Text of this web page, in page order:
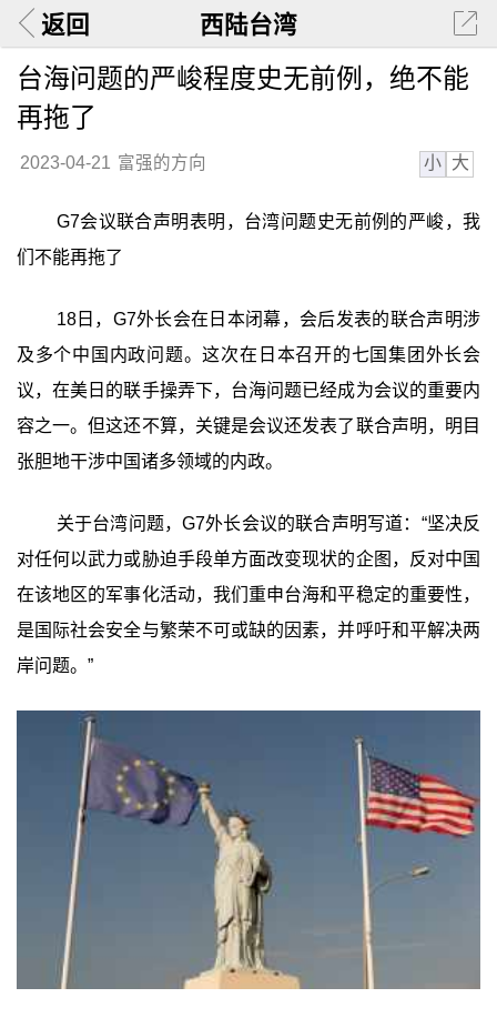
返回 西陆台湾
台海问题的严峻程度史无前例，绝不能
再拖了
2023-04-21 富强的方向 小 大
G7会议联合声明表明，台湾问题史无前例的严峻，我
们不能再拖了
18日，G7外长会在日本闭幕，会后发表的联合声明涉
及多个中国内政问题。这次在日本召开的七国集团外长会
议，在美日的联手操弄下，台海问题已经成为会议的重要内
容之一。但这还不算，关键是会议还发表了联合声明，明目
张胆地干涉中国诸多领域的内政。
关于台湾问题，G7外长会议的联合声明写道：“坚决反
对任何以武力或胁迫手段单方面改变现状的企图，反对中国
在该地区的军事化活动，我们重申台海和平稳定的重要性，
是国际社会安全与繁荣不可或缺的因素，并呼吁和平解决两
岸问题。”